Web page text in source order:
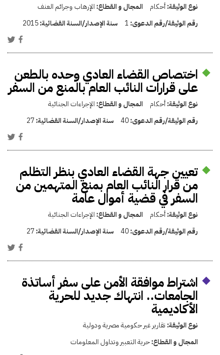
نوع الوثيقة:أحكام المجال و القطاع: الإرهاب وجرائم العنف
رقم الوثيقة/رقم الدعوى: 1 سنة الإصدار/السنة القضائية:2015
اختصاص القضاء العادي وحده بالطعن
على قرارات النائب العام بالمنع من السفر
نوع الوثيقة:أحكام المجال و القطاع: الإجراءات الجنائية
رقم الوثيقة/رقم الدعوى:40 سنة الإصدار/السنة القضائية:27
تعيين جهة القضاء العادي بنظر التظلم
من قرار النائب العام بمنع المتهمين من
السفر في قضية أموال عامة
نوع الوثيقة:أحكام المجال و القطاع: الإجراءات الجنائية
رقم الوثيقة/رقم الدعوى:40 سنة الإصدار/السنة القضائية:27
اشتراط موافقة الأمن على سفر أساتذة
الجامعات.. انتهاك جديد للحرية
الأكاديمية
نوع الوثيقة: تقارير غير حكومية مصرية ودولية
المجال و القطاع:حرية التعبير وتداول المعلومات